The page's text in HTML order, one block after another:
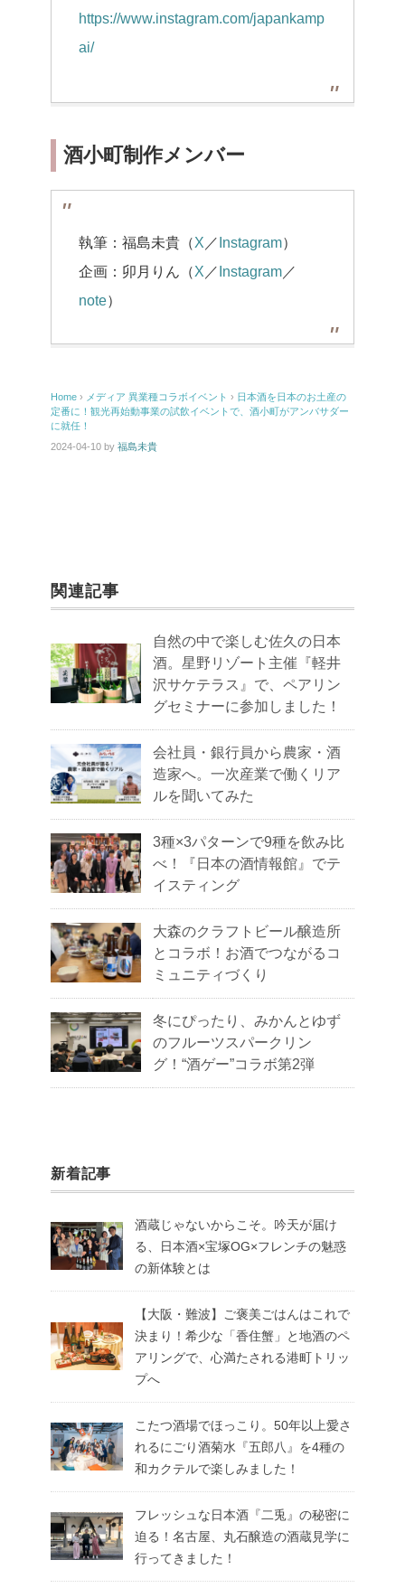
https://www.instagram.com/japankamp
ai/
酒小町制作メンバー
執筆：福島未貴（X ／ Instagram）
企画：卯月りん（X ／ Instagram ／
note）
Home › メディア 異業種コラボイベント › 日本酒を日本のお土産の
定番に！観光再始動事業の試飲イベントで、酒小町がアンバサダー
に就任！
2024-04-10 by 福島未貴
関連記事
自然の中で楽しむ佐久の日本
酒。星野リゾート主催『軽井
沢サケテラス』で、ペアリン
グセミナーに参加しました！
会社員・銀行員から農家・酒
造家へ。一次産業で働くリア
ルを聞いてみた
3種×3パターンで9種を飲み比
べ！『日本の酒情報館』でテ
イスティング
大森のクラフトビール醸造所
とコラボ！お酒でつながるコ
ミュニティづくり
冬にぴったり、みかんとゆず
のフルーツスパークリン
グ！“酒ゲー”コラボ第2弾
新着記事
酒蔵じゃないからこそ。吟天が届け
る、日本酒×宝塚OG×フレンチの魅惑
の新体験とは
【大阪・難波】ご褒美ごはんはこれで
決まり！希少な「香住蟹」と地酒のペ
アリングで、心満たされる港町トリッ
プへ
こたつ酒場でほっこり。50年以上愛さ
れるにごり酒菊水『五郎八』を4種の
和カクテルで楽しみました！
フレッシュな日本酒『二兎』の秘密に
迫る！名古屋、丸石醸造の酒蔵見学に
行ってきました！